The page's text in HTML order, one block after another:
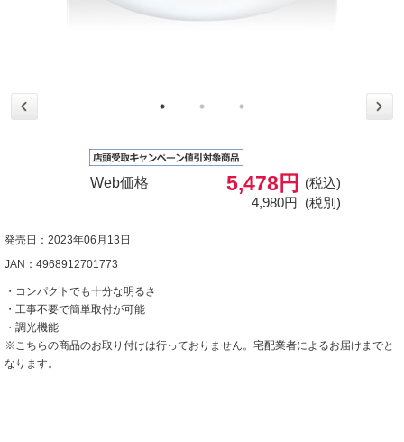
Web価格 5,478円
(税込)
4,980円 (税別)
発売日：2023年06月13日
JAN：4968912701773
・コンパクトでも十分な明るさ
・工事不要で簡単取付が可能
・調光機能
※こちらの商品のお取り付けは行っておりません。宅配業者によるお届けまでと
なります。